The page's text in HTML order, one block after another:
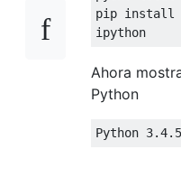
pip install
ipython
Ahora
Python
Python 3.4. 5